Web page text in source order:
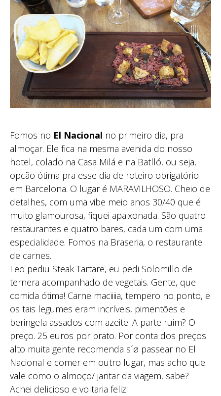
Fomos no El Nacional no primeiro dia, pra
almoçar. Ele fica na mesma avenida do nosso
hotel, colado na Casa Milá e na Batlló, ou seja,
opcão ótima pra esse dia de roteiro obrigatório
em Barcelona. O lugar é MARAVILHOSO. Cheio de
detalhes, com uma vibe meio anos 30/40 que é
muito glamourosa, fiquei apaixonada. São quatro
restaurantes e quatro bares, cada um com uma
especialidade. Fomos na Braseria, o restaurante
de carnes.
Leo pediu Steak Tartare, eu pedi Solomillo de
ternera acompanhado de vegetais. Gente, que
comida ótima! Carne maciiiia, tempero no ponto, e
os tais legumes eram incríveis, pimentões e
beringela assados com azeite. A parte ruim? O
preço. 25 euros por prato. Por conta dos preços
alto muita gente recomenda s´ø passear no El
Nacional e comer em outro lugar, mas acho que
vale como o almoço/ jantar da viagem, sabe?
Achei delicioso e voltaria feliz!